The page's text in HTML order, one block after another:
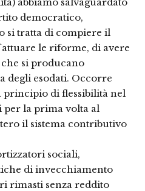
democratico,
si tratta di compiere il
le riforme, di avere
si producano
degli esodati. Occorre
principio di flessibilità nel
per la prima volta al
il sistema contributivo
sociali,
di invecchiamento
rimasti senza reddito